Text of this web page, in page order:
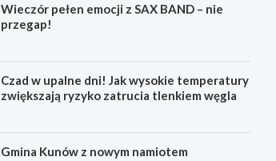
Wieczór pełen emocji z SAX BAND – nie
przegap!
Czad w upalne dni! Jak wysokie temperatury
zwiększają ryzyko zatrucia tlenkiem węgla
Gmina Kunów z nowym namiotem